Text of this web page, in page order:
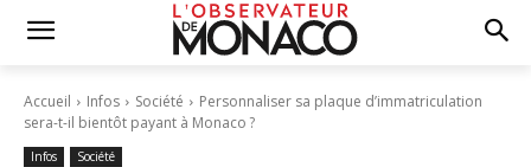
Accueil Infos Société
Personnaliser sa plaque d’immatriculation
sera-t-il bientôt payant à Monaco ?
Infos Société